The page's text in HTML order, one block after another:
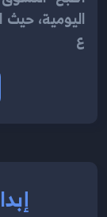
اليومية،
ع